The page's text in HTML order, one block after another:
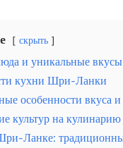
и его превращение
скрыть
и уникальные вкусы
кухни Шри-Ланки
особенности вкуса и
культур на кулинарию
Ланке: